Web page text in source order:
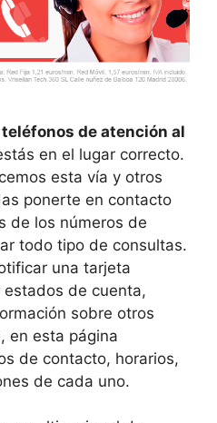
teléfonos de atención al
en el lugar correcto.
esta vía y otros
ponerte en contacto
de los números de
todo tipo de consultas.
una tarjeta
de cuenta,
sobre otros
en esta página
de contacto, horarios,
de cada uno.